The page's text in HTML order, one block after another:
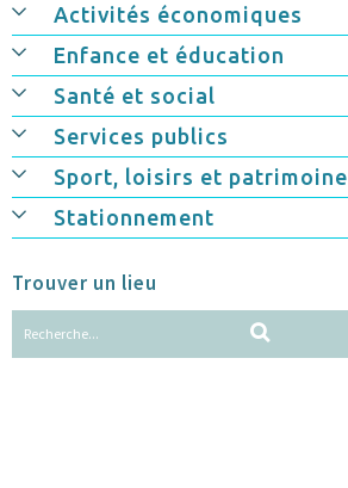
Activités économiques
Enfance et éducation
Santé et social
Services publics
Sport, loisirs et patrimoine
Stationnement
Trouver un lieu